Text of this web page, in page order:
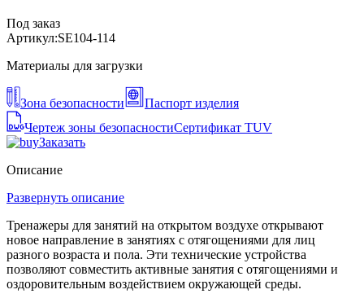
Под заказ
Артикул:SE104-114
Материалы для загрузки
Зона безопасности
Паспорт изделия
Чертеж зоны безопасностиСертификат TUV
Заказать
Описание
Развернуть описание
Тренажеры для занятий на открытом воздухе открывают
новое направление в занятиях с отягощениями для лиц
разного возраста и пола. Эти технические устройства
позволяют совместить активные занятия с отягощениями и
оздоровительным воздействием окружающей среды.